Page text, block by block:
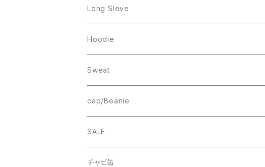
Mesh Tanktop
Sweat
Fleece
Smock
FB CAP
Long Sleve
Square Logo
1st ARCH
cheer
bee(r)
Smile
Hoodie
College Logo
Square Logo
Box Logo
Sweat
College Logo
Box Logo
“C”
cap/Beanie
Wappen Beanie
SALE
チャビ缶